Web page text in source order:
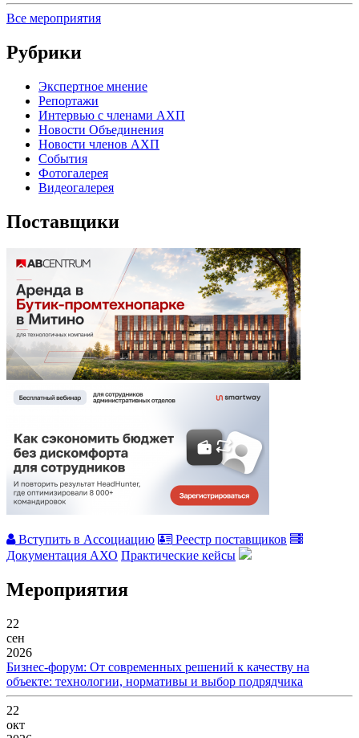
Все мероприятия
Рубрики
Экспертное мнение
Репортажи
Интервью с членами АХП
Новости Объединения
Новости членов АХП
События
Фотогалерея
Видеогалерея
Поставщики
Вступить в Ассоциацию
Реестр поставщиков
Документация АХО Практические кейсы
Мероприятия
22
сен
2026
Бизнес-форум: От современных решений к качеству на
объекте: технологии, нормативы и выбор подрядчика
22
окт